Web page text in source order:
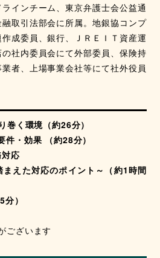
インチーム、東京弁護士会公益通
取引法部会に所属。地銀協コンプ
成委員、銀行、ＪＲＥＩＴ資産運
社内委員会にて外部委員、保険持
者、上場事業会社等にて社外役員
巻く環境（約26分）
件・効果 （約28分）
実務対応
えた対応のポイント～（約1時間
）
ございます